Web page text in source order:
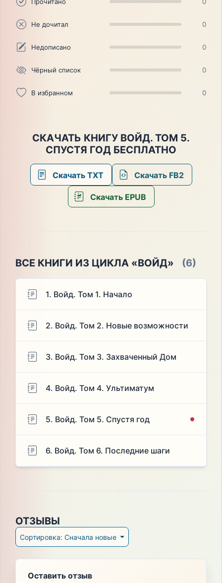
Не дочитал 0
Недописано 0
Чёрный список 0
В избранном 0
СКАЧАТЬ КНИГУ ВОЙД. ТОМ 5.
СПУСТЯ ГОД БЕСПЛАТНО
Скачать TXT Скачать FB2
Скачать EPUB
ВСЕ КНИГИ ИЗ ЦИКЛА «ВОЙД» (6)
1. Войд. Том 1. Начало
2. Войд. Том 2. Новые возможности
3. Войд. Том 3. Захваченный Дом
4. Войд. Том 4. Ультиматум
5. Войд. Том 5. Спустя год
6. Войд. Том 6. Последние шаги
ОТЗЫВЫ
Сортировка: Сначала новые
Оставить отзыв